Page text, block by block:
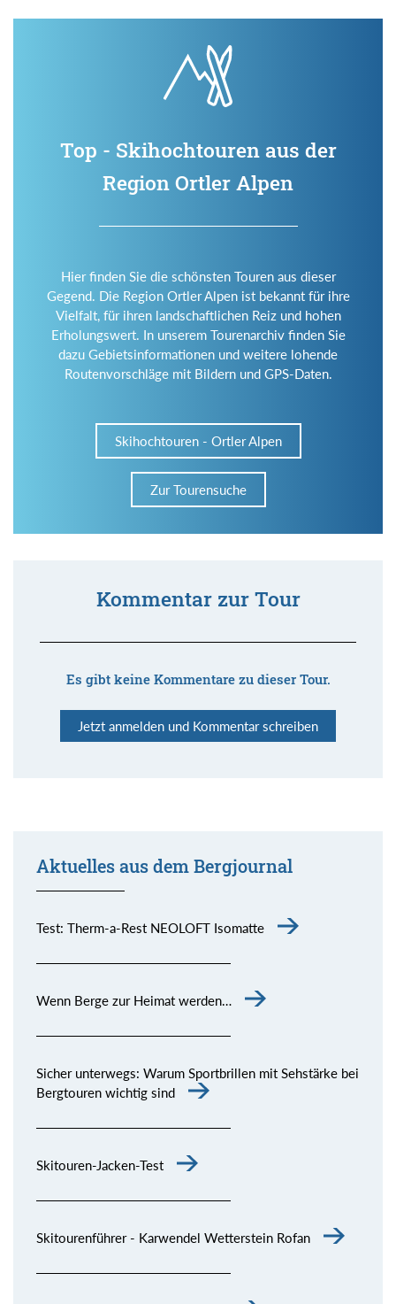
Top - Skihochtouren aus der
Region Ortler Alpen
Hier finden Sie die schönsten Touren aus dieser
Gegend. Die Region Ortler Alpen ist bekannt für ihre
Vielfalt, für ihren landschaftlichen Reiz und hohen
Erholungswert. In unserem Tourenarchiv finden Sie
dazu Gebietsinformationen und weitere lohende
Routenvorschläge mit Bildern und GPS-Daten.
Skihochtouren - Ortler Alpen
Zur Tourensuche
Kommentar zur Tour
Es gibt keine Kommentare zu dieser Tour.
Jetzt anmelden und Kommentar schreiben
Aktuelles aus dem Bergjournal
Test: Therm-a-Rest NEOLOFT Isomatte
Wenn Berge zur Heimat werden…
Sicher unterwegs: Warum Sportbrillen mit Sehstärke bei
Bergtouren wichtig sind
Skitouren-Jacken-Test
Skitourenführer - Karwendel Wetterstein Rofan